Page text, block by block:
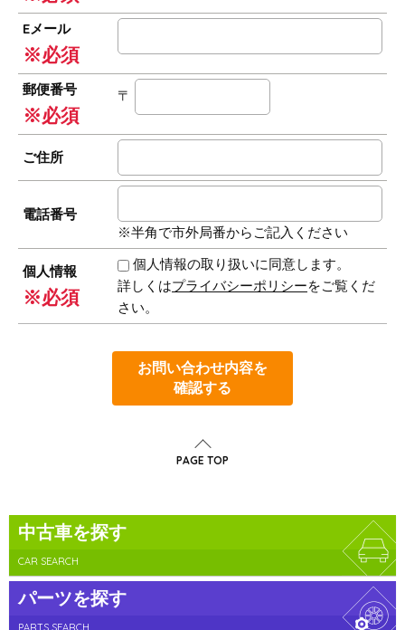
Eメール
※必須
郵便番号
※必須
〒
ご住所
電話番号
※半角で市外局番からご記入ください
個人情報
※必須
個人情報の取り扱いに同意します。
詳しくはプライバシーポリシーをご覧くだ
さい。
お問い合わせ内容を
確認する
PAGE TOP
中古車を探す
CAR SEARCH
パーツを探す
PARTS SEARCH